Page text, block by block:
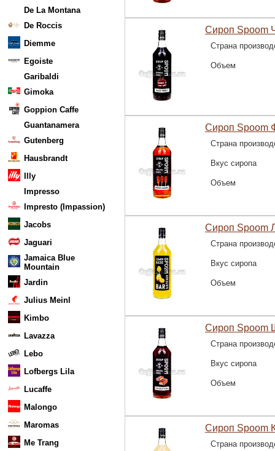
De La Montana
De Roccis
Diemme
Egoiste
Garibaldi
Gimoka
Goppion Caffe
Guantanamera
Gutenberg
Hausbrandt
Illy
Impresso
Impresto (Impassion)
Jacobs
Jaguari
Jamaica Blue
Mountain
Jardin
Julius Meinl
Kimbo
Lavazza
Lebo
Lofbergs Lila
Lucaffe
Malongo
Maromas
Me Trang
Сироп Spoom
Страна
Объем
Сироп Spoom
Страна
Вкус сиропа
Объем
Сироп Spoom
Страна
Вкус сиропа
Объем
Сироп Spoom
Страна
Вкус сиропа
Объем
Сироп Spoom
Страна